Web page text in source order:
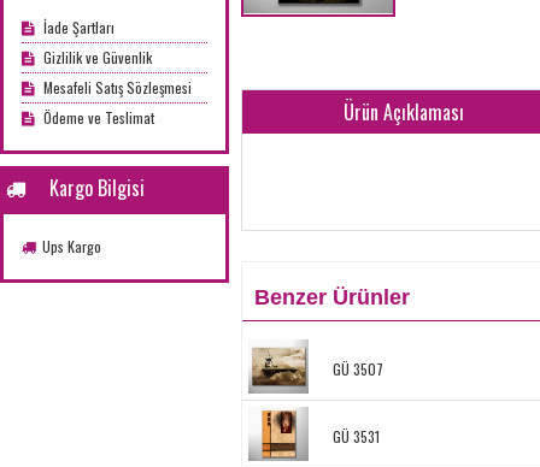
İade Şartları
Gizlilik ve Güvenlik
Mesafeli Satış Sözleşmesi
Ödeme ve Teslimat
Kargo Bilgisi
Ups Kargo
Ürün Açıklaması
Benzer Ürünler
GÜ 3507
GÜ 3531